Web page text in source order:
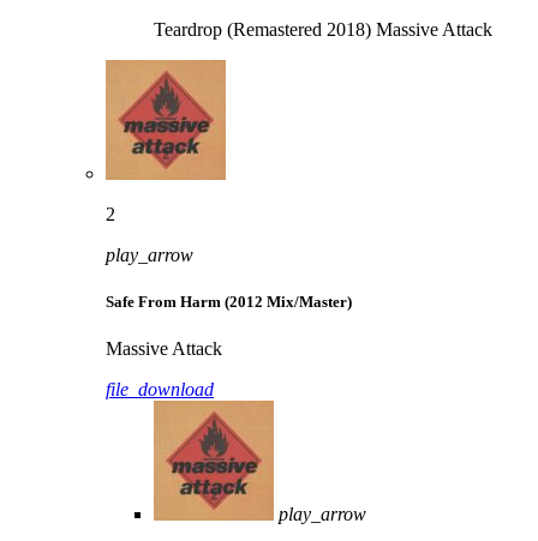
Teardrop (Remastered 2018) Massive Attack
2
play_arrow
Safe From Harm (2012 Mix/Master)
Massive Attack
file_download
play_arrow